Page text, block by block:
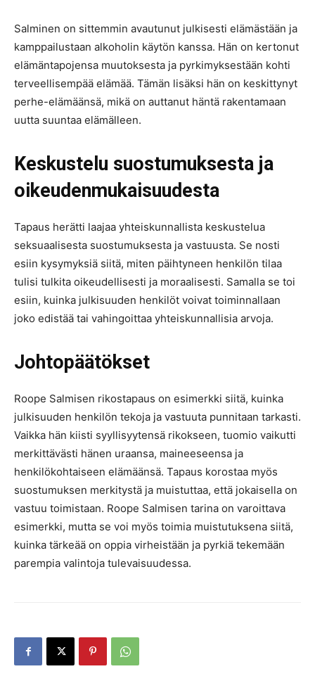
Salminen on sittemmin avautunut julkisesti elämästään ja
kamppailustaan alkoholin käytön kanssa. Hän on kertonut
elämäntapojensa muutoksesta ja pyrkimyksestään kohti
terveellisempää elämää. Tämän lisäksi hän on keskittynyt
perhe-elämäänsä, mikä on auttanut häntä rakentamaan
uutta suuntaa elämälleen.
Keskustelu suostumuksesta ja
oikeudenmukaisuudesta
Tapaus herätti laajaa yhteiskunnallista keskustelua
seksuaalisesta suostumuksesta ja vastuusta. Se nosti
esiin kysymyksiä siitä, miten päihtyneen henkilön tilaa
tulisi tulkita oikeudellisesti ja moraalisesti. Samalla se toi
esiin, kuinka julkisuuden henkilöt voivat toiminnallaan
joko edistää tai vahingoittaa yhteiskunnallisia arvoja.
Johtopäätökset
Roope Salmisen rikostapaus on esimerkki siitä, kuinka
julkisuuden henkilön tekoja ja vastuuta punnitaan tarkasti.
Vaikka hän kiisti syyllisyytensä rikokseen, tuomio vaikutti
merkittävästi hänen uraansa, maineeseensa ja
henkilökohtaiseen elämäänsä. Tapaus korostaa myös
suostumuksen merkitystä ja muistuttaa, että jokaisella on
vastuu toimistaan. Roope Salmisen tarina on varoittava
esimerkki, mutta se voi myös toimia muistutuksena siitä,
kuinka tärkeää on oppia virheistään ja pyrkiä tekemään
parempia valintoja tulevaisuudessa.